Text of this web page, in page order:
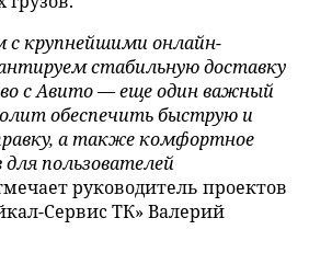
с крупнейшими онлайн-
стабильную доставку
с Авито — еще один важный
обеспечить быструю и
а также комфортное
пользователей
руководитель проектов
Сервис ТК» Валерий